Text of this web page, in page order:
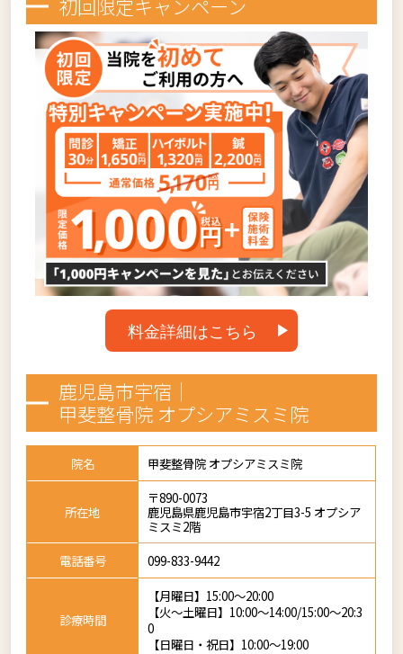
初回限定キャンペーン
料金詳細はこちら
鹿児島市宇宿｜
甲斐整骨院 オプシアミスミ院
院名 甲斐整骨院 オプシアミスミ院
所在地
〒890-0073
鹿児島県鹿児島市宇宿2丁目3-5 オプシア
ミスミ2階
電話番号
099-833-9442
診療時間
【月曜日】15:00～20:00
【火～土曜日】10:00～14:00/15:00～20:3
0
【日曜日・祝日】10:00～19:00